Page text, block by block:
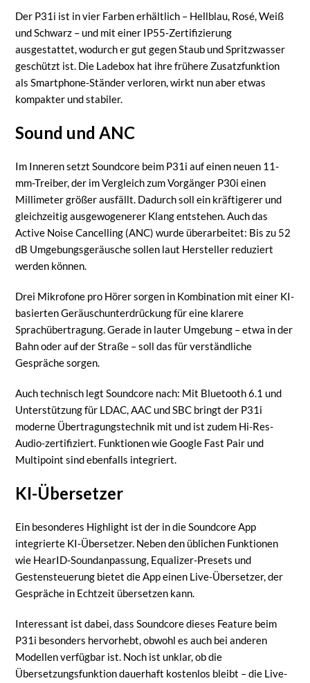
Der P31i ist in vier Farben erhältlich – Hellblau, Rosé, Weiß
und Schwarz – und mit einer IP55-Zertifizierung
ausgestattet, wodurch er gut gegen Staub und Spritzwasser
geschützt ist. Die Ladebox hat ihre frühere Zusatzfunktion
als Smartphone-Ständer verloren, wirkt nun aber etwas
kompakter und stabiler.
Sound und ANC
Im Inneren setzt Soundcore beim P31i auf einen neuen 11-
mm-Treiber, der im Vergleich zum Vorgänger P30i einen
Millimeter größer ausfällt. Dadurch soll ein kräftigerer und
gleichzeitig ausgewogenerer Klang entstehen. Auch das
Active Noise Cancelling (ANC) wurde überarbeitet: Bis zu 52
dB Umgebungsgeräusche sollen laut Hersteller reduziert
werden können.
Drei Mikrofone pro Hörer sorgen in Kombination mit einer KI-
basierten Geräuschunterdrückung für eine klarere
Sprachübertragung. Gerade in lauter Umgebung – etwa in der
Bahn oder auf der Straße – soll das für verständliche
Gespräche sorgen.
Auch technisch legt Soundcore nach: Mit Bluetooth 6.1 und
Unterstützung für LDAC, AAC und SBC bringt der P31i
moderne Übertragungstechnik mit und ist zudem Hi-Res-
Audio-zertifiziert. Funktionen wie Google Fast Pair und
Multipoint sind ebenfalls integriert.
KI-Übersetzer
Ein besonderes Highlight ist der in die Soundcore App
integrierte KI-Übersetzer. Neben den üblichen Funktionen
wie HearID-Soundanpassung, Equalizer-Presets und
Gestensteuerung bietet die App einen Live-Übersetzer, der
Gespräche in Echtzeit übersetzen kann.
Interessant ist dabei, dass Soundcore dieses Feature beim
P31i besonders hervorhebt, obwohl es auch bei anderen
Modellen verfügbar ist. Noch ist unklar, ob die
Übersetzungsfunktion dauerhaft kostenlos bleibt – die Live-